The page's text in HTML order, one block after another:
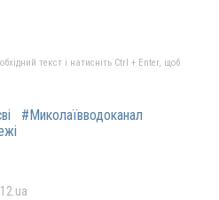
текст і натисніть Ctrl + Enter, щоб
#Миколаївводоканал